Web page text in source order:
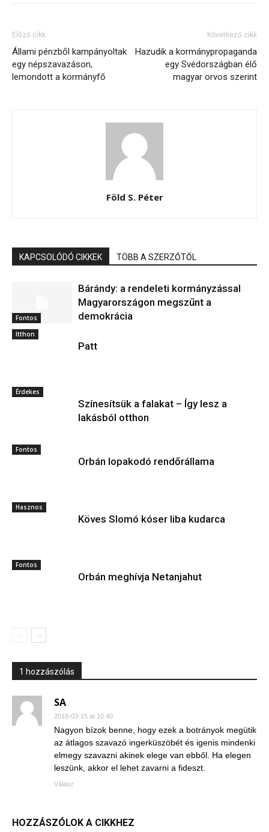
Előző cikk
Állami pénzből kampányoltak
egy népszavazáson,
lemondott a kormányfő
Következő cikk
Hazudik a kormánypropaganda
egy Svédországban élő
magyar orvos szerint
Föld S. Péter
KAPCSOLÓDÓ CIKKEK TÖBB A SZERZŐTŐL
Fontos
Bárándy: a rendeleti kormányzással
Magyarországon megszűnt a
demokrácia
Itthon
Patt
Érdekes
Színesítsük a falakat – Így lesz a
lakásból otthon
Fontos
Orbán lopakodó rendőrállama
Hasznos
Köves Slomó kóser liba kudarca
Fontos
Orbán meghívja Netanjahut
1 hozzászólás
SA
2018-03-15 at 10:40
Nagyon bízok benne, hogy ezek a botrányok megütik
az átlagos szavazó ingerküszöbét és igenis mindenki
elmegy szavazni akinek elege van ebből. Ha elegen
leszünk, akkor el lehet zavarni a fideszt.
Válasz
HOZZÁSZÓLOK A CIKKHEZ